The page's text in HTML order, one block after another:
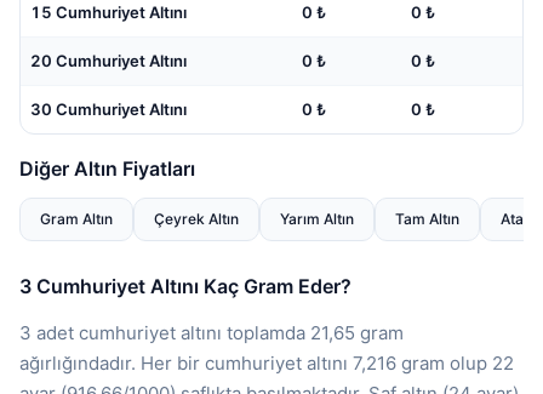
15 Cumhuriyet Altını 0 ₺ 0 ₺
20 Cumhuriyet Altını 0 ₺ 0 ₺
30 Cumhuriyet Altını 0 ₺ 0 ₺
Diğer Altın Fiyatları
Gram Altın Çeyrek Altın Yarım Altın Tam Altın Ata
3 Cumhuriyet Altını Kaç Gram Eder?
3 adet cumhuriyet altını toplamda 21,65 gram
ağırlığındadır. Her bir cumhuriyet altını 7,216 gram olup 22